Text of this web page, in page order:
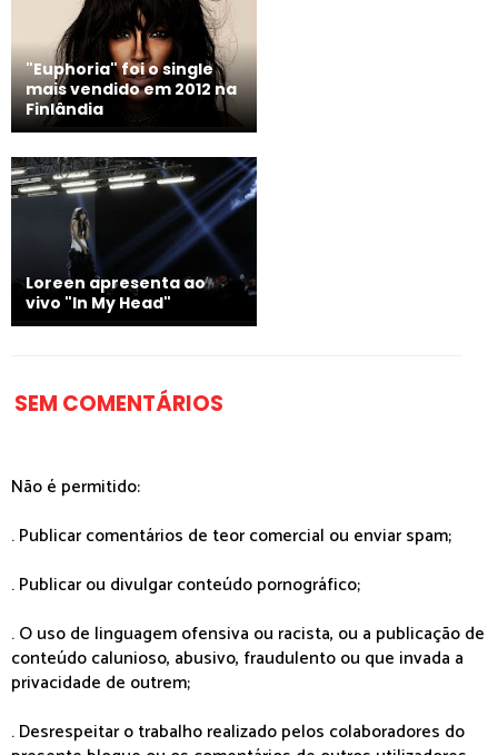
"Euphoria" foi o single
mais vendido em 2012 na
Finlândia
Loreen apresenta ao
vivo "In My Head"
SEM COMENTÁRIOS
Não é permitido:
. Publicar comentários de teor comercial ou enviar spam;
. Publicar ou divulgar conteúdo pornográfico;
. O uso de linguagem ofensiva ou racista, ou a publicação de
conteúdo calunioso, abusivo, fraudulento ou que invada a
privacidade de outrem;
. Desrespeitar o trabalho realizado pelos colaboradores do